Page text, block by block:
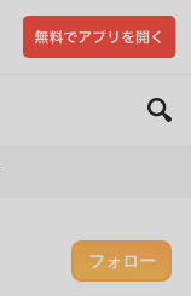
フォロー